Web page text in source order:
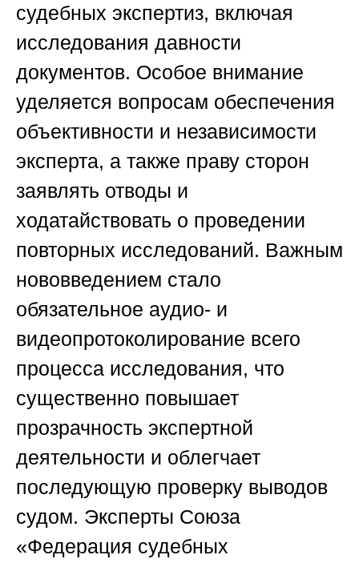
судебных экспертиз, включая
исследования давности
документов. Особое внимание
уделяется вопросам обеспечения
объективности и независимости
эксперта, а также праву сторон
заявлять отводы и
ходатайствовать о проведении
повторных исследований. Важным
нововведением стало
обязательное аудио- и
видеопротоколирование всего
процесса исследования, что
существенно повышает
прозрачность экспертной
деятельности и облегчает
последующую проверку выводов
судом. Эксперты Союза
«Федерация судебных